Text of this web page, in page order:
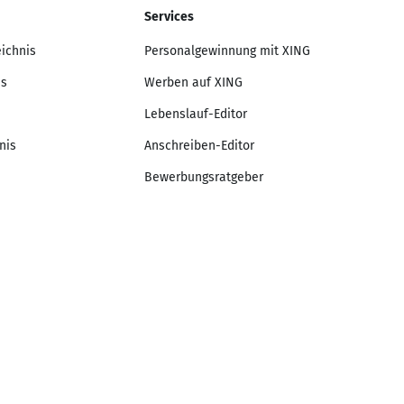
Services
Personalgewinnung mit XING
Werben auf XING
Lebenslauf-Editor
Anschreiben-Editor
Bewerbungsratgeber